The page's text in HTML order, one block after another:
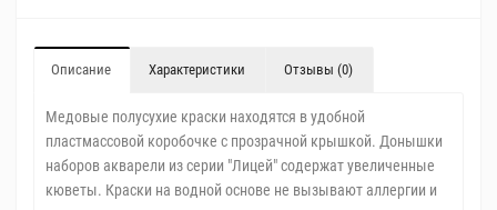
Описание Характеристики Отзывы (0)
Медовые полусухие краски находятся в удобной
пластмассовой коробочке с прозрачной крышкой. Донышки
наборов акварели из серии "Лицей" содержат увеличенные
кюветы. Краски на водной основе не вызывают аллергии и